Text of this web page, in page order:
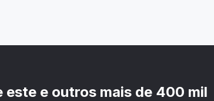
este e outros mais de 400 mil